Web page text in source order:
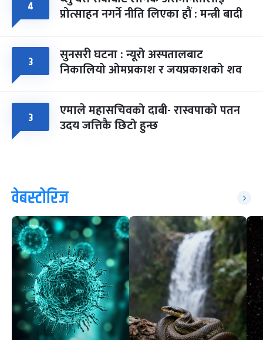
४ प्रोत्साहन नगर्ने नीति लिएका हौं : मन्त्री बादी
३ सुनसरी घटना : न्यूरो अस्पतालबाट
निकालियो ओमप्रकाश र जयप्रकाशको शव
३ एमाले महासचिवको दाबी- रास्वपाको पतन
उदय जत्तिकै छिटो हुन्छ
वेबस्टोरिज